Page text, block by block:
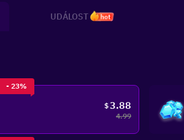
UDÁLOST hot
- 23%
$3.88
4.99